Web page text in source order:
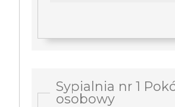
Sypialnia nr 1
osobowy